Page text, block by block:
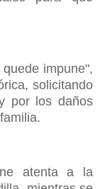
impune",
solicitando
por los daños
atenta a la